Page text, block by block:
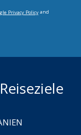
Privacy Policyand